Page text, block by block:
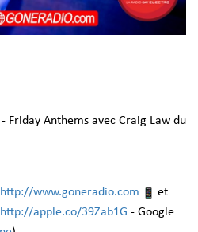
Friday Anthems avec Craig Law du
http://www.goneradio.com
et
http://apple.co/39Zab1G - Google